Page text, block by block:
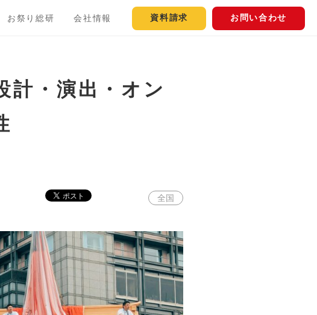
お祭り総研 会社情報 資料請求 お問い合わせ
計・演出・オン
全国